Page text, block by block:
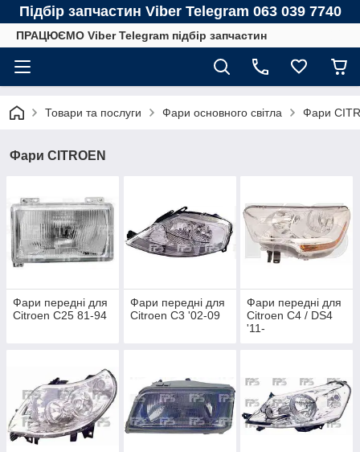
Підбір запчастин Viber Telegram 063 039 7740
ПРАЦЮЄМО Viber Telegram підбір запчастин
Товари та послуги Фари основного світла Фари
Фари CITROEN
Фари передні для
Citroen C25 81-94
Фари передні для
Citroen C3 '02-09
Фари передні для
Citroen C4 / DS4
'11-